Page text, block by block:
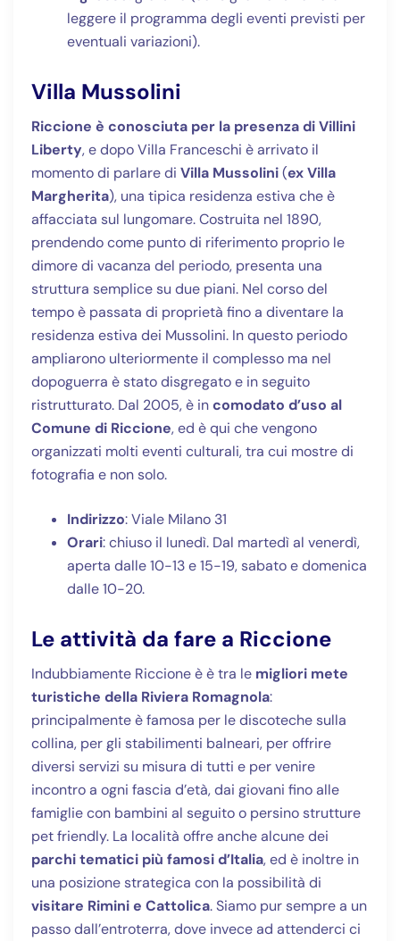
leggere il programma degli eventi previsti per
eventuali variazioni).
Villa Mussolini
Riccione è conosciuta per la presenza di Villini
Liberty, e dopo Villa Franceschi è arrivato il
momento di parlare di Villa Mussolini(ex Villa
Margherita), una tipica residenza estiva che è
affacciata sul lungomare. Costruita nel 1890,
prendendo come punto di riferimento proprio le
dimore di vacanza del periodo, presenta una
struttura semplice su due piani. Nel corso del
tempo è passata di proprietà fino a diventare la
residenza estiva dei Mussolini. In questo periodo
ampliarono ulteriormente il complesso ma nel
dopoguerra è stato disgregato e in seguito
ristrutturato. Dal 2005, è incomodato d’uso al
Comune di Riccione, ed è qui che vengono
organizzati molti eventi culturali, tra cui mostre di
fotografia e non solo.
Indirizzo: Viale Milano 31
Orari: chiuso il lunedì. Dal martedì al venerdì,
aperta dalle 10-13 e 15-19, sabato e domenica
dalle 10-20.
Le attività da fare a Riccione
Indubbiamente Riccione è è tra le migliori mete
turistiche della Riviera Romagnola:
principalmente è famosa per le discoteche sulla
collina, per gli stabilimenti balneari, per offrire
diversi servizi su misura di tutti e per venire
incontro a ogni fascia d’età, dai giovani fino alle
famiglie con bambini al seguito o persino strutture
pet friendly. La località offre anche alcune dei
parchi tematici più famosi d’Italia, ed è inoltre in
una posizione strategica con la possibilità di
visitare Rimini e Cattolica. Siamo pur sempre a un
passo dall’entroterra, dove invece ad attenderci ci